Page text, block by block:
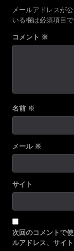
メールアドレスが
いる欄は必須項目
コメント ※
名前 ※
メール ※
サイト
次回のコメントで
ルアドレス、サイト